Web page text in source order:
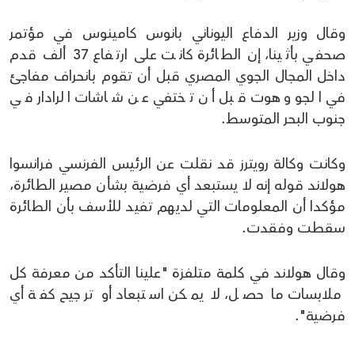
وقال وزير الدفاع اليوناني بانوس كامينوس في مؤتمر
صحفي بأثينا، إن الطائرة كانت على ارتفاع 37 ألف قدم
داخل المجال الجوي المصري قبل أن تقوم بانحراف مفاجئ
في الجو وهوت قبل أن تختفي عن شاشات الرادار في
جنوب البحر المتوسط.
وكانت وكالة رويترز قد نقلت عن الرئيس الفرنسي فرانسوا
هولاند قوله إنه لا يستبعد أي فرضية بشأن مصير الطائرة،
مؤكدا أن المعلومات التي لديهم تفيد للأسف بأن الطائرة
سقطت وفقدت.
وقال هولاند في كلمة متلفزة "علينا التأكد من معرفة كل
ملابسات ما حصل، لا يمكن استبعاد أو ترجيح كفة أي
فرضية".